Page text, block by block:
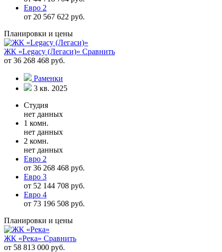
Евро 2
от 20 567 622 руб.
Планировки и цены
ЖК «Legacy (Легаси)» Сравнить
от 36 268 468 руб.
Раменки
3 кв. 2025
Студия
нет данных
1 комн.
нет данных
2 комн.
нет данных
Евро 2
от 36 268 468 руб.
Евро 3
от 52 144 708 руб.
Евро 4
от 73 196 508 руб.
Планировки и цены
ЖК «Река» Сравнить
от 58 813 000 руб.